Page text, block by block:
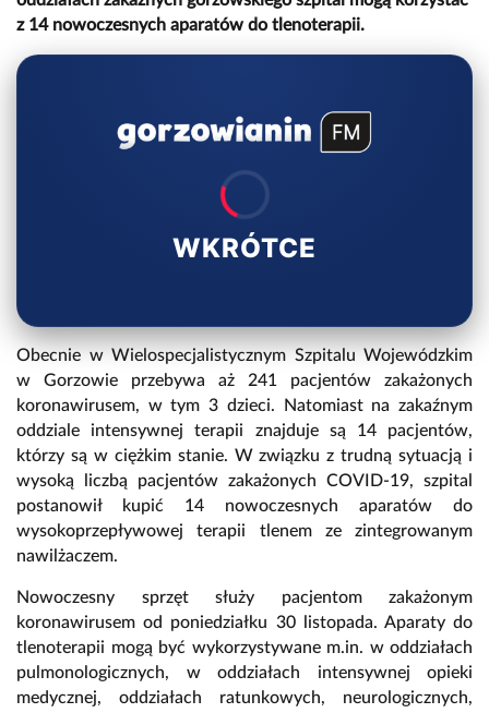
z 14 nowoczesnych aparatów do tlenoterapii.
WKRÓTCE
Obecnie w Wielospecjalistycznym Szpitalu Wojewódzkim
w Gorzowie przebywa aż 241 pacjentów zakażonych
koronawirusem, w tym 3 dzieci. Natomiast na zakaźnym
oddziale intensywnej terapii znajduje są 14 pacjentów,
którzy są w ciężkim stanie. W związku z trudną sytuacją i
wysoką liczbą pacjentów zakażonych COVID-19, szpital
postanowił kupić 14 nowoczesnych aparatów do
wysokoprzepływowej terapii tlenem ze zintegrowanym
nawilżaczem.
Nowoczesny sprzęt służy pacjentom zakażonym
koronawirusem od poniedziałku 30 listopada. Aparaty do
tlenoterapii mogą być wykorzystywane m.in. w oddziałach
pulmonologicznych, w oddziałach intensywnej opieki
medycznej, oddziałach ratunkowych, neurologicznych,